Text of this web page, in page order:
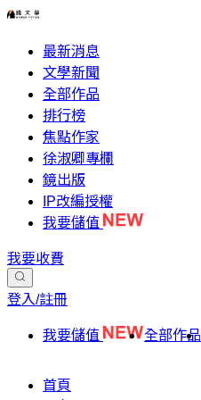
最新消息
文學新聞
全部作品
排行榜
焦點作家
徐淑卿專欄
鏡出版
IP改編授權
我要儲值
我要收費
登入/註冊
我要儲值 全部作品
首頁